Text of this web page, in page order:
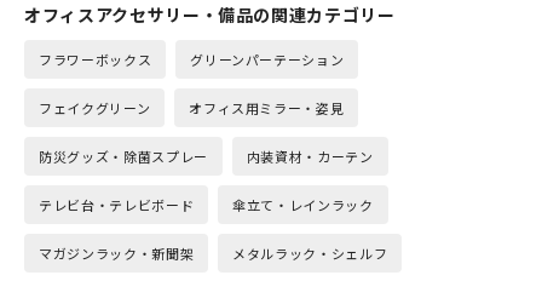
オフィスアクセサリー・備品の関連カテゴリー
フラワーボックス グリーンパーテーション
フェイクグリーン オフィス用ミラー・姿見
防災グッズ・除菌スプレー 内装資材・カーテン
テレビ台・テレビボード 傘立て・レインラック
マガジンラック・新聞架 メタルラック・シェルフ